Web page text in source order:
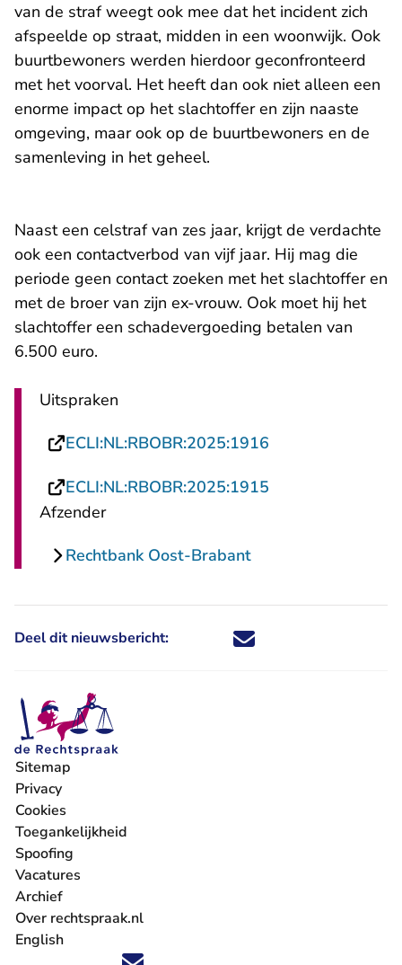
van de straf weegt ook mee dat het incident zich
afspeelde op straat, midden in een woonwijk. Ook
buurtbewoners werden hierdoor geconfronteerd
met het voorval. Het heeft dan ook niet alleen een
enorme impact op het slachtoffer en zijn naaste
omgeving, maar ook op de buurtbewoners en de
samenleving in het geheel.
Naast een celstraf van zes jaar, krijgt de verdachte
ook een contactverbod van vijf jaar. Hij mag die
periode geen contact zoeken met het slachtoffer en
met de broer van zijn ex-vrouw. Ook moet hij het
slachtoffer een schadevergoeding betalen van
6.500 euro.
Uitspraken
ECLI:NL:RBOBR:2025:1916
ECLI:NL:RBOBR:2025:1915
Afzender
Rechtbank Oost-Brabant
Deel dit nieuwsbericht: Deel dit nieuwsbericht via X -
Deel dit nieuwsbericht via
Deel dit nieuwsbericht
Deel dit
Volg ons op X (Twitter) - U verlaat Rechtspraak.nl
Volg ons op Facebook - U verlaat Rechtspraak.nl
Volg ons op Instagram - U verlaat Rechtspraak.nl
Volg ons op Youtube - U verlaat Rechtspraak.nl
Volg ons op LinkedIn - U verlaat
'Blijf op de hoogte' nieuwsbrief - U verlaat
Sitemap
Privacy
Cookies
Toegankelijkheid
Spoofing
Vacatures
- U verlaat Rechtspraak.nl
Archief
Over rechtspraak.nl
English